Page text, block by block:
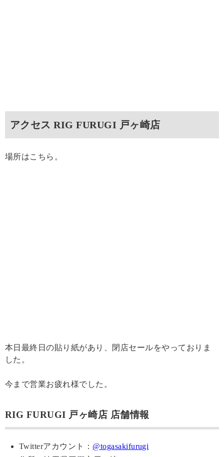
アクセス RIG FURUGI 戸ヶ崎店
場所はこちら。
本日最終日の貼り紙があり、閉店セールをやっておりま
した。
今まで営業お疲れ様でした。
RIG FURUGI 戸ヶ崎店 店舗情報
Twitterアカウント： @togasakifurugi